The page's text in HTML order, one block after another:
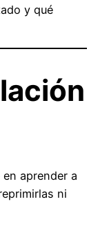
y qué
aprender a
ni